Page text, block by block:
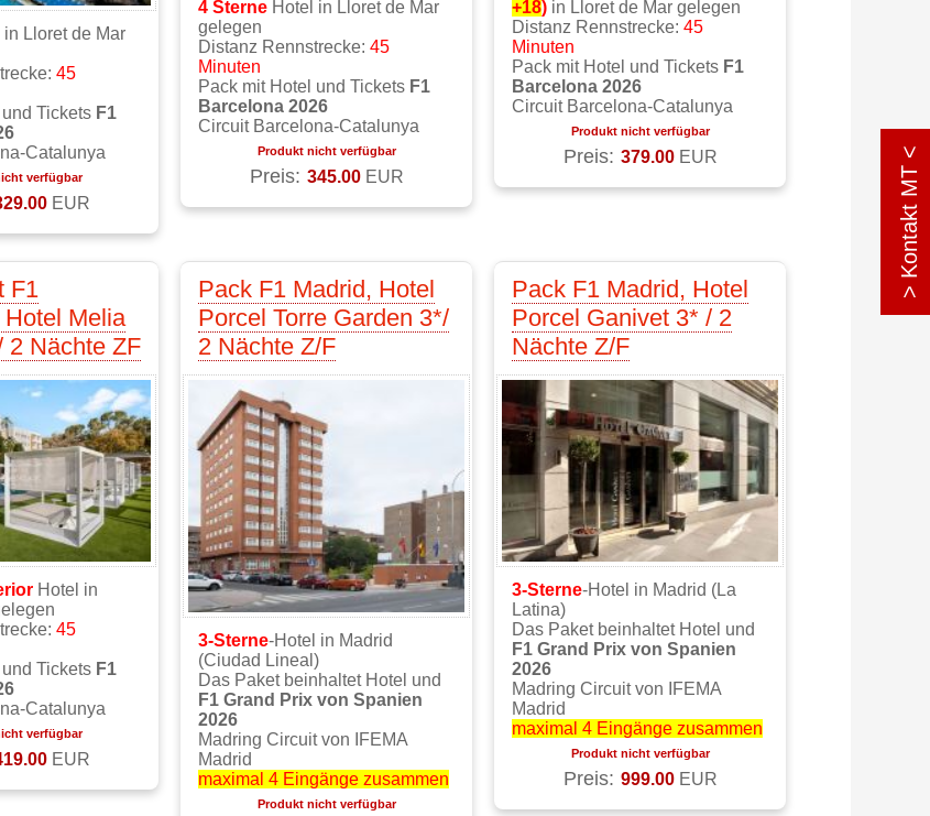
> Kontakt MT <
in Lloret de Mar
45
Tickets F1
Catalunya
verfügbar
EUR
4 Sterne Hotel in Lloret de Mar
gelegen
Distanz Rennstrecke: 45
Minuten
Pack mit Hotel und Tickets F1
Barcelona 2026
Circuit Barcelona-Catalunya
Produkt nicht verfügbar
Preis: 345.00 EUR
+18) in Lloret de Mar gelegen
Distanz Rennstrecke: 45
Minuten
Pack mit Hotel und Tickets F1
Barcelona 2026
Circuit Barcelona-Catalunya
Produkt nicht verfügbar
Preis: 379.00 EUR
F1
Melia
2 Nächte ZF
Hotel in
45
Tickets F1
Catalunya
verfügbar
EUR
Pack F1 Madrid, Hotel
Porcel Torre Garden 3*/
2 Nächte Z/F
3-Sterne-Hotel in Madrid
(Ciudad Lineal)
Das Paket beinhaltet Hotel und
F1 Grand Prix von Spanien
2026
Madring Circuit von IFEMA
Madrid
maximal 4 Eingänge zusammen
Produkt nicht verfügbar
Pack F1 Madrid, Hotel
Porcel Ganivet 3* / 2
Nächte Z/F
3-Sterne-Hotel in Madrid (La
Latina)
Das Paket beinhaltet Hotel und
F1 Grand Prix von Spanien
2026
Madring Circuit von IFEMA
Madrid
maximal 4 Eingänge zusammen
Produkt nicht verfügbar
Preis: 999.00 EUR